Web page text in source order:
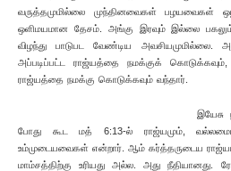
வருத்தமுமில்லை முந்தினவைகள் பழயவைகள்
ஒளிமயமான தேசம். அங்கு இரவும் இல்லை
விழந்து பாடுபட வேண்டிய
அப்படிப்பட்ட ராஜ்யத்தை நமக்குக்
ராஜ்யத்தை நமக்கு கொடுக்கவும் வந்தார்.
இயேசு
போது கூட மத் 6:13-ல் ராஜ்யமும்,
உம்முடையவைகள் என்றார். ஆம் கர்த்தருடைய
மாம்சத்திற்கு உரியது அல்ல. அது நீதியானது.